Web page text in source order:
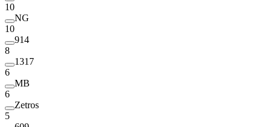
10
NG
10
914
8
1317
6
MB
6
Zetros
5